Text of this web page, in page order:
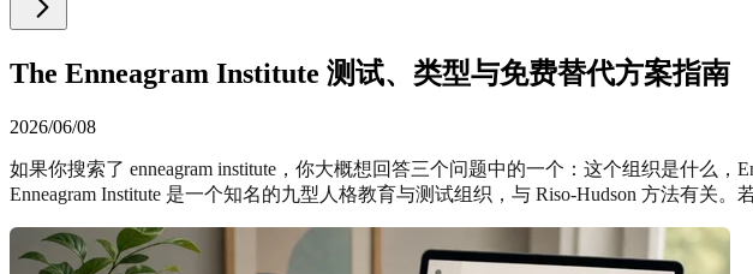
The Enneagram Institute 测试、类型与免费替代方案指南
2026/06/08
如果你搜索了 enneagram institute，你大概想回答三个问题中的一个：这个组织是什么
Enneagram Institute 是一个知名的九型人格教育与测试组织，与 Riso-Hudson 方法有关。